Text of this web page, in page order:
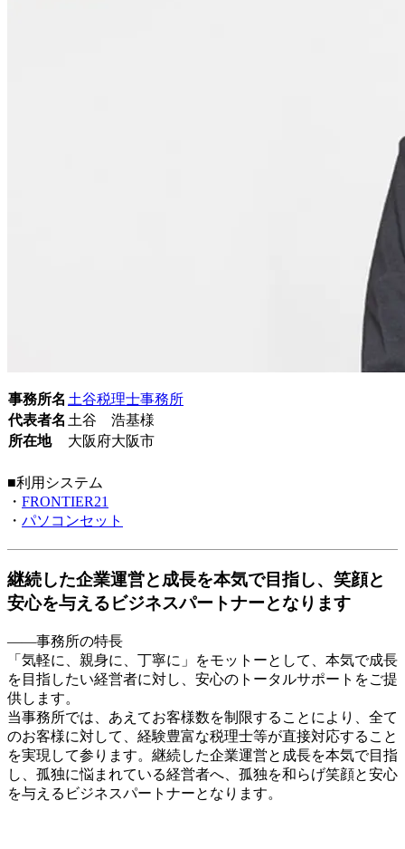
事務所名 土谷税理士事務所
代表者名 土谷 浩基様
所在地
大阪府大阪市
■利用システム
・ FRONTIER21
・ パソコンセット
継続した企業運営と成長を本気で目指し、笑顔と
安心を与えるビジネスパートナーとなります
――事務所の特長
「気軽に、親身に、丁寧に」をモットーとして、本気で成長
を目指したい経営者に対し、安心のトータルサポートをご提
供します。
当事務所では、あえてお客様数を制限することにより、全て
のお客様に対して、経験豊富な税理士等が直接対応すること
を実現して参ります。継続した企業運営と成長を本気で目指
し、孤独に悩まれている経営者へ、孤独を和らげ笑顔と安心
を与えるビジネスパートナーとなります。